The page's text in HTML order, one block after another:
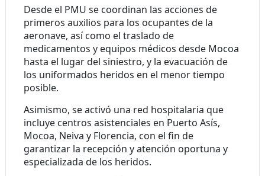
Desde el PMU se coordinan las acciones de
primeros auxilios para los ocupantes de la
aeronave, así como el traslado de
medicamentos y equipos médicos desde Mocoa
hasta el lugar del siniestro, y la evacuación de
los uniformados heridos en el menor tiempo
posible.
Asimismo, se activó una red hospitalaria que
incluye centros asistenciales en Puerto Asís,
Mocoa, Neiva y Florencia, con el fin de
garantizar la recepción y atención oportuna y
especializada de los heridos.